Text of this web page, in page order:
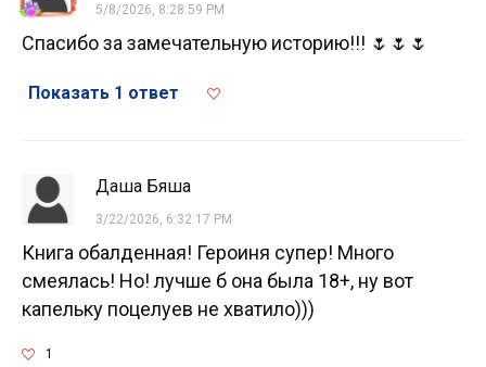
5/8/2026, 8:28:59 PM
Спасибо за замечательную историю!!! 🌷🌷🌷
Показать 1 ответ
Даша Бяша
3/22/2026, 6:32:17 PM
Книга обалденная! Героиня супер! Много
смеялась! Но! лучше б она была 18+, ну вот
капельку поцелуев не хватило)))
1